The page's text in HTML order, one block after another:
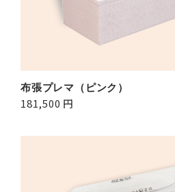
布張プレマ（ピンク）
181,500 円